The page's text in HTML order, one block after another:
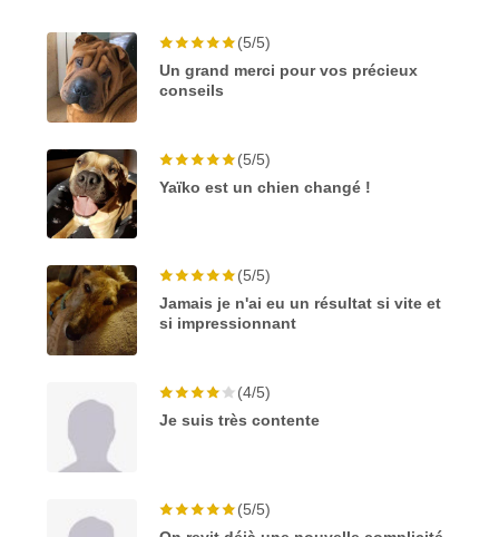
(5/5)
Un grand merci pour vos précieux
conseils
(5/5)
Yaïko est un chien changé !
(5/5)
Jamais je n'ai eu un résultat si vite et
si impressionnant
(4/5)
Je suis très contente
(5/5)